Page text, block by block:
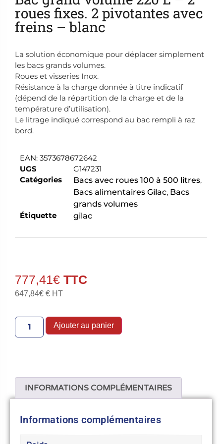
roues fixes. 2 pivotantes avec
freins – blanc
La solution économique pour déplacer simplement
les bacs grands volumes.
Roues et visseries Inox.
Résistance à la charge donnée à titre indicatif
(dépend de la répartition de la charge et de la
température d’utilisation).
Le litrage indiqué correspond au bac rempli à raz
bord.
EAN: 3573678672642
UGS
G147231
Catégories
Bacs avec roues 100 à 500 litres,
Bacs alimentaires Gilac, Bacs
grands volumes
Étiquette
gilac
777,41€
647,84€ € HT
Ajouter au panier
INFORMATIONS COMPLÉMENTAIRES
Informations complémentaires